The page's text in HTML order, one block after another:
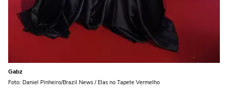
Gabz
Foto: Daniel Pinheiro/Brazil News / Elas no Tapete Vermelho